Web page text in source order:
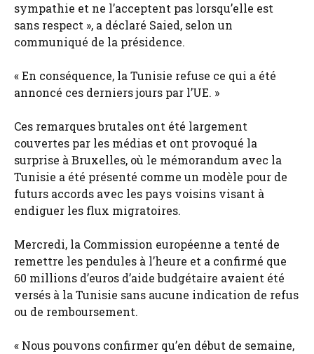
sympathie et ne l’acceptent pas lorsqu’elle est
sans respect », a déclaré Saied, selon un
communiqué de la présidence.
« En conséquence, la Tunisie refuse ce qui a été
annoncé ces derniers jours par l’UE. »
Ces remarques brutales ont été largement
couvertes par les médias et ont provoqué la
surprise à Bruxelles, où le mémorandum avec la
Tunisie a été présenté comme un modèle pour de
futurs accords avec les pays voisins visant à
endiguer les flux migratoires.
Mercredi, la Commission européenne a tenté de
remettre les pendules à l’heure et a confirmé que
60 millions d’euros d’aide budgétaire avaient été
versés à la Tunisie sans aucune indication de refus
ou de remboursement.
« Nous pouvons confirmer qu’en début de semaine,